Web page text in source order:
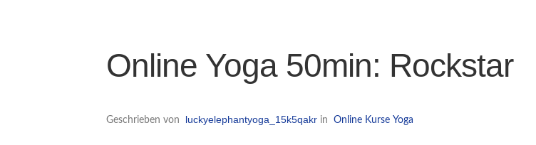
Online Yoga 50min: Rockstar
Geschrieben von luckyelephantyoga_15k5qakr in Online Kurse Yoga